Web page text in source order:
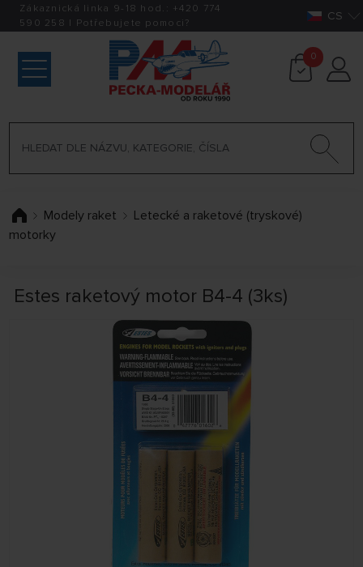
Zákaznická linka 9-18 hod.: +420 774
590 258 | Potřebujete pomoci? CS
0
Modely raket
Letecké a raketové (tryskové)
motorky
Estes raketový motor B4-4 (3ks)